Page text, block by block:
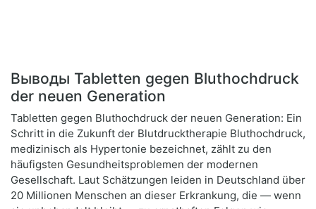
Выводы Tabletten gegen Bluthochdruck
der neuen Generation
Tabletten gegen Bluthochdruck der neuen Generation: Ein
Schritt in die Zukunft der Blutdrucktherapie Bluthochdruck,
medizinisch als Hypertonie bezeichnet, zählt zu den
häufigsten Gesundheitsproblemen der modernen
Gesellschaft. Laut Schätzungen leiden in Deutschland über
20 Millionen Menschen an dieser Erkrankung, die — wenn